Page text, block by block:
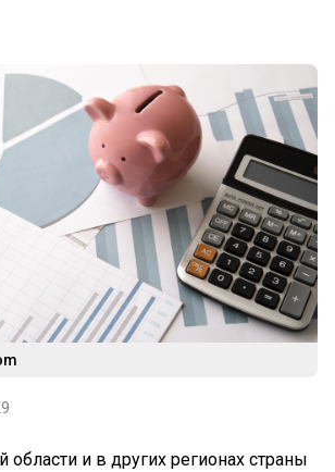
области и в других регионах страны